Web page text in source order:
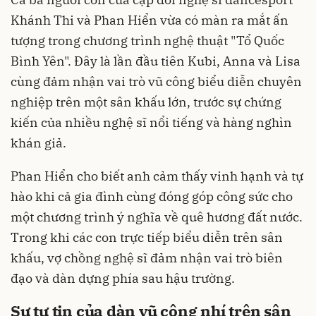
Khánh Thi và Phan Hiển vừa có màn ra mắt ấn
tượng trong chương trình nghệ thuật "Tổ Quốc
Bình Yên". Đây là lần đầu tiên Kubi, Anna và Lisa
cùng đảm nhận vai trò vũ công biểu diễn chuyên
nghiệp trên một sân khấu lớn, trước sự chứng
kiến của nhiều nghệ sĩ nổi tiếng và hàng nghìn
khán giả.
Phan Hiển cho biết anh cảm thấy vinh hạnh và tự
hào khi cả gia đình cùng đóng góp công sức cho
một chương trình ý nghĩa về quê hương đất nước.
Trong khi các con trực tiếp biểu diễn trên sân
khấu, vợ chồng nghệ sĩ đảm nhận vai trò biên
đạo và dàn dựng phía sau hậu trường.
Sự tự tin của dàn vũ công nhí trên sân